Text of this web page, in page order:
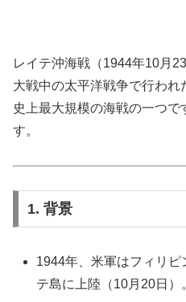
レイテ沖海戦（1944年10月
大戦中の太平洋戦争で行われ
史上最大規模の海戦の一つで
す。
1. 背景
1944年、米軍はフィリピ
テ島に上陸（10月20日）